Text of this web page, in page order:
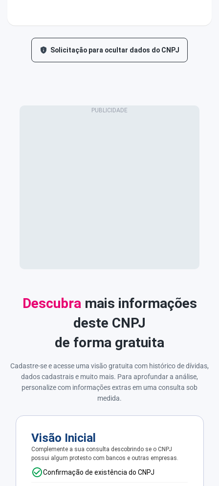
Solicitação para ocultar dados do CNPJ
Descubra mais informações
deste CNPJ
de forma gratuita
Cadastre-se e acesse uma visão gratuita com histórico de dívidas,
dados cadastrais e muito mais. Para aprofundar a análise,
personalize com informações extras em uma consulta sob
medida.
Visão Inicial
Complemente a sua consulta descobrindo se o CNPJ
possui algum protesto com bancos e outras empresas.
Confirmação de existência do CNPJ